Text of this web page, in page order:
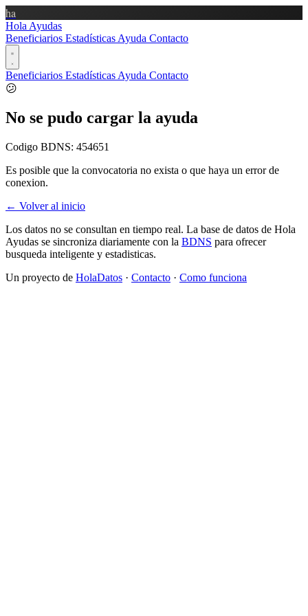
ha
Hola Ayudas
Beneficiarios Estadísticas Ayuda Contacto
Beneficiarios Estadísticas Ayuda Contacto
😕
No se pudo cargar la ayuda
Codigo BDNS: 454651
Es posible que la convocatoria no exista o que haya un error de
conexion.
← Volver al inicio
Los datos no se consultan en tiempo real. La base de datos de Hola
Ayudas se sincroniza diariamente con la BDNS para ofrecer
busqueda inteligente y estadisticas.
Un proyecto de HolaDatos · Contacto · Como funciona